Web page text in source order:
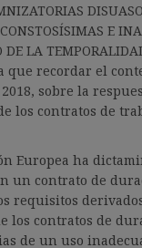
E
LA
recordar el
sobre la
los contratos de
Europea ha
un contrato de
requisitos
los contratos de
de un uso